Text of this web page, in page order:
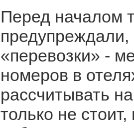
Перед началом
предупреждали,
«перевозки» -
номеров в
рассчитывать
только не